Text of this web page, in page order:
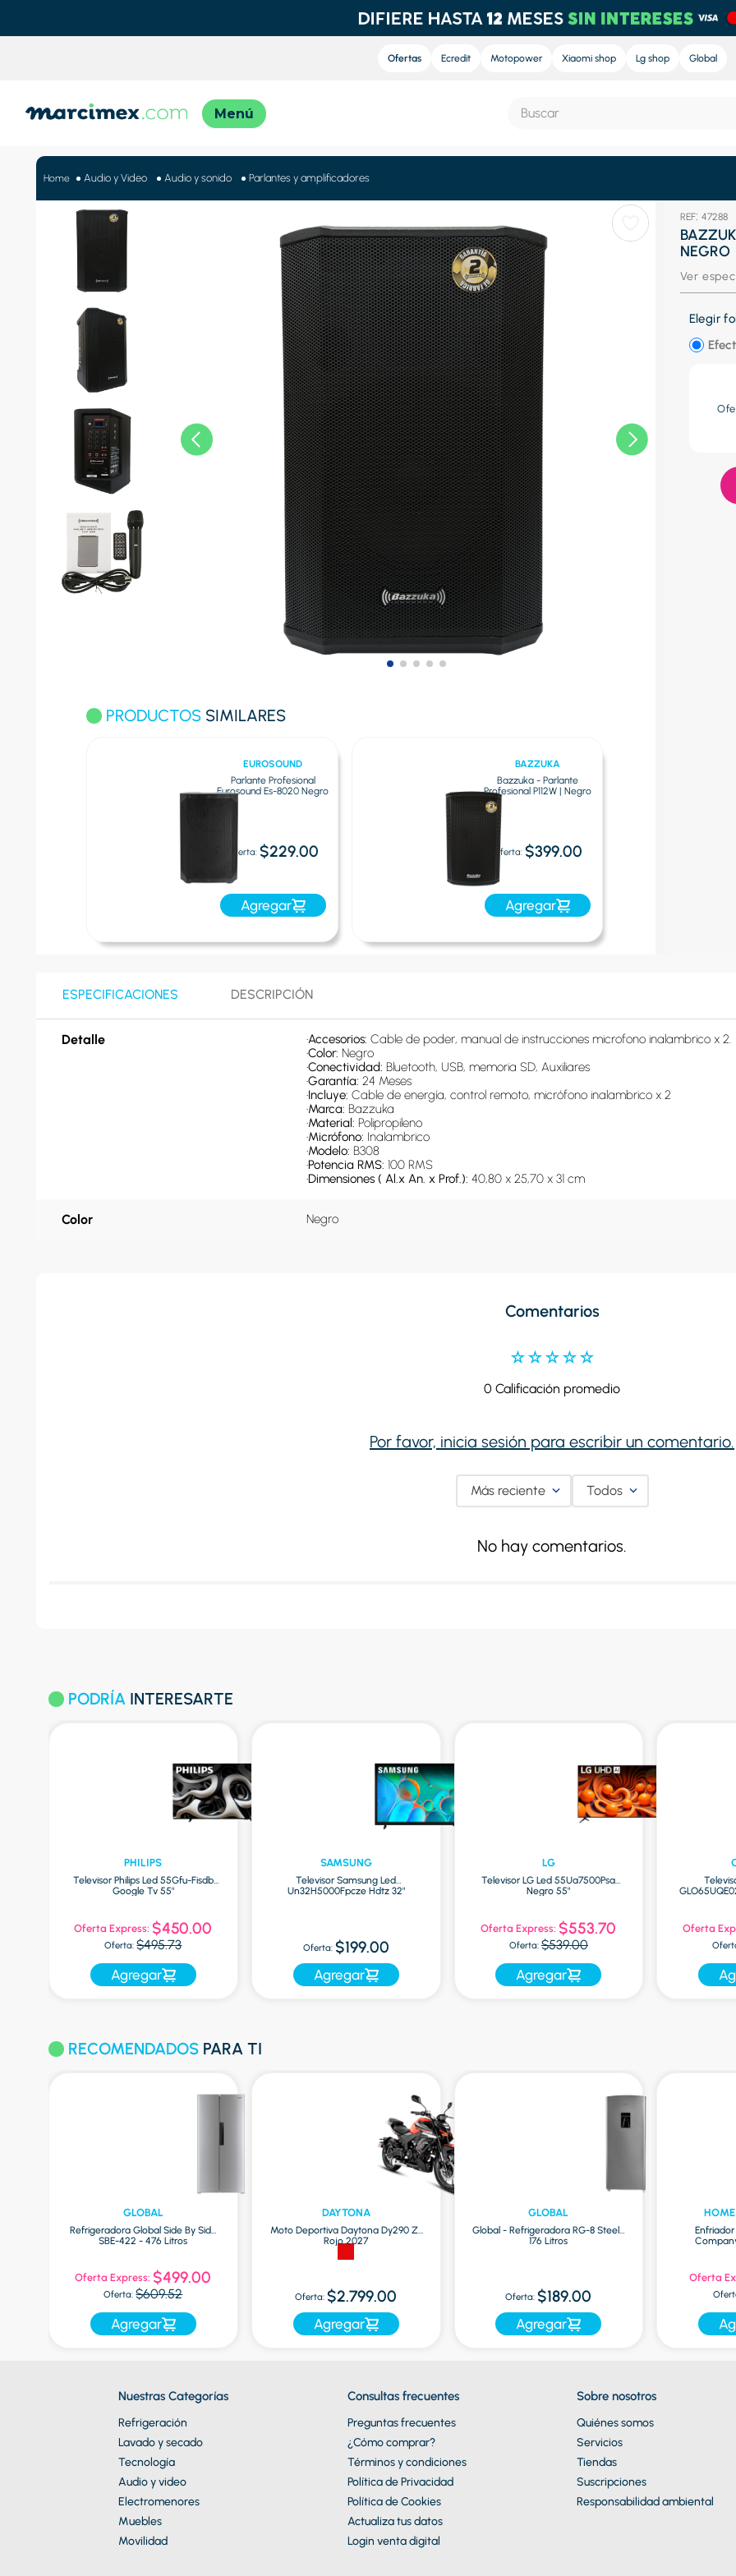
Ofertas Ecredit Motopower Xiaomi shop Lg shop Global
Audio y Video Audio y sonido Parlantes y amplificadores
PRODUCTOS SIMILARES
EUROSOUND
Parlante Profesional
Eurosound Es-8020 Negro
Oferta: $229.00
Agregar
BAZZUKA
Bazzuka - Parlante
Profesional P112W | Negro
Oferta:$399.00
Agregar
: 47288
NEGRO
Ver
Elegir
ESPECIFICACIONES DESCRIPCIÓN
Detalle •Accesorios: Cable de poder, manual de instrucciones microfono inalambrico x 2.
•Color: Negro
•Conectividad: Bluetooth, USB, memoria SD, Auxiliares
•Garantía: 24 Meses
•Incluye: Cable de energía, control remoto, micrófono inalambrico x 2
•Marca: Bazzuka
•Material: Polipropileno
•Micrófono: Inalambrico
•Modelo: B308
•Potencia RMS: 100 RMS
•Dimensiones ( Al.x An. x Prof.): 40,80 x 25,70 x 31 cm
Color Negro
Comentarios
☆☆☆☆☆
0 Calificación promedio
Por favor, inicia sesión para escribir un comentario.
Más reciente Todos
No hay comentarios.
PODRÍA INTERESARTE
PHILIPS
Televisor Philips Led 55Gfu-Fisdb
Google Tv 55"
Oferta Express: $450.00
Oferta: $495.73
Agregar
SAMSUNG
Televisor Samsung Led
Un32H5000Fpcze Hdtz 32"
Oferta: $199.00
Agregar
LG
Televisor LG Led 55Ua7500Psa
Negro 55"
Oferta Express: $553.70
Oferta: $539.00
Agregar
Oferta
RECOMENDADOS PARA TI
GLOBAL
Refrigeradora Global Side By Side
SBE-422 - 476 Litros
Oferta Express: $499.00
Oferta: $609.52
Agregar
DAYTONA
Moto Deportiva Daytona Dy290 Zr
Rojo 2027
Oferta: $2.799.00
Agregar
GLOBAL
Global - Refrigeradora RG-8 Steel |
176 Litros
Oferta: $189.00
Agregar
Oferta
Nuestras Categorías
Refrigeración
Lavado y secado
Tecnología
Audio y video
Electromenores
Muebles
Movilidad
Consultas frecuentes
Preguntas frecuentes
¿Cómo comprar?
Términos y condiciones
Política de Privacidad
Política de Cookies
Actualiza tus datos
Login venta digital
Sobre nosotros
Quiénes somos
Servicios
Tiendas
Suscripciones
Responsabilidad ambiental
motos
2.
moto
3.
iphone
4.
england sound
5.
england sound pro
6.
lavadora
7.
refrigeradora
8.
celulares
9.
cocina
10. congelador